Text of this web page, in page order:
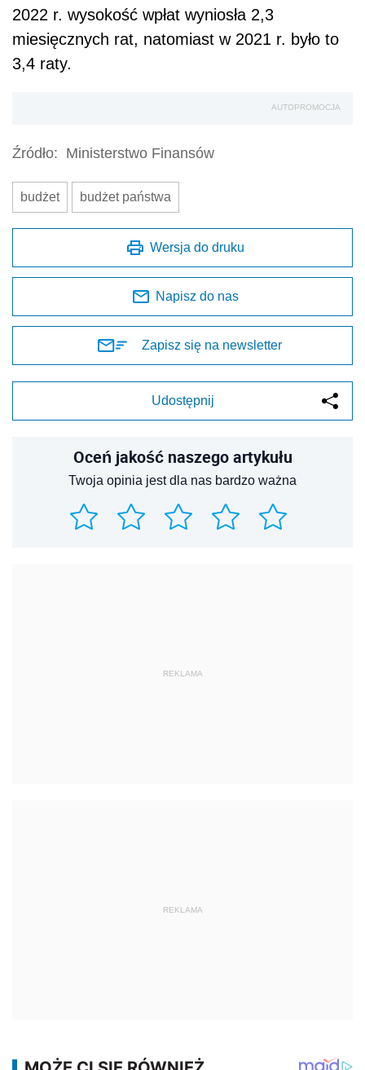
2022 r. wysokość wpłat wyniosła 2,3
miesięcznych rat, natomiast w 2021 r. było to
3,4 raty.
AUTOPROMOCJA
Źródło: Ministerstwo Finansów
budżet budżet państwa
Wersja do druku
Napisz do nas
Zapisz się na newsletter
Udostępnij
Oceń jakość naszego artykułu
Twoja opinia jest dla nas bardzo ważna
REKLAMA
REKLAMA